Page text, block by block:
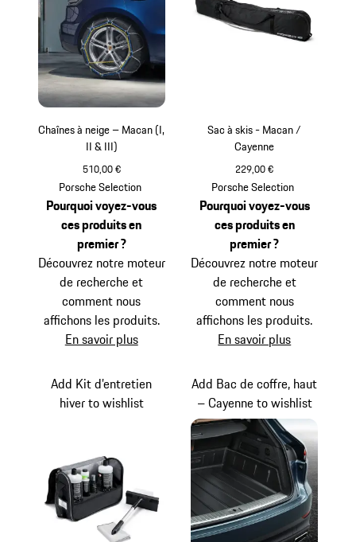
Chaînes à neige – Macan (I,
II & III)
510,00 €
Porsche Selection
Pourquoi voyez-vous
ces produits en
premier ?
Découvrez notre moteur
de recherche et
comment nous
affichons les produits.
En savoir plus
Sac à skis - Macan /
Cayenne
229,00 €
Porsche Selection
Pourquoi voyez-vous
ces produits en
premier ?
Découvrez notre moteur
de recherche et
comment nous
affichons les produits.
En savoir plus
Add Kit d’entretien
hiver to wishlist
Add Bac de coffre, haut
– Cayenne to wishlist